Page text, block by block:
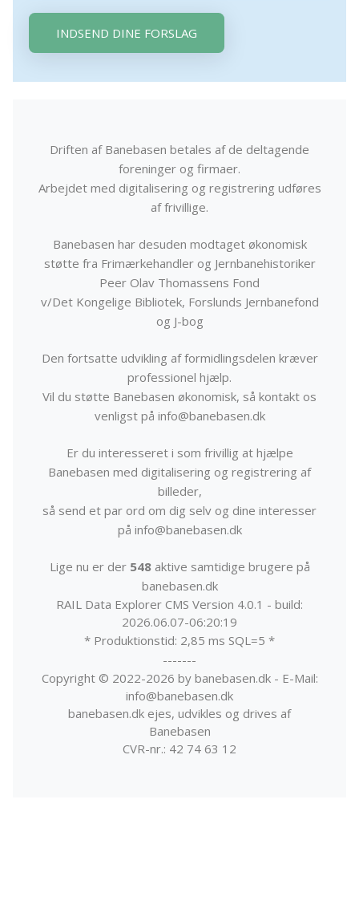
INDSEND DINE FORSLAG
Driften af Banebasen betales af de deltagende
foreninger og firmaer.
Arbejdet med digitalisering og registrering udføres
af frivillige.
Banebasen har desuden modtaget økonomisk
støtte fra Frimærkehandler og Jernbanehistoriker
Peer Olav Thomassens Fond
v/Det Kongelige Bibliotek, Forslunds Jernbanefond
og J-bog
Den fortsatte udvikling af formidlingsdelen kræver
professionel hjælp.
Vil du støtte Banebasen økonomisk, så kontakt os
venligst på info@banebasen.dk
Er du interesseret i som frivillig at hjælpe
Banebasen med digitalisering og registrering af
billeder,
så send et par ord om dig selv og dine interesser
på info@banebasen.dk
Lige nu er der 548aktive samtidige brugere på
banebasen.dk
RAIL Data Explorer CMS Version 4.0.1 - build:
2026.06.07-06:20:19
* Produktionstid: 2,85 ms SQL=5 *
-------
Copyright © 2022-2026 by banebasen.dk - E-Mail:
info@banebasen.dk
banebasen.dk ejes, udvikles og drives af
Banebasen
CVR-nr.: 42 74 63 12